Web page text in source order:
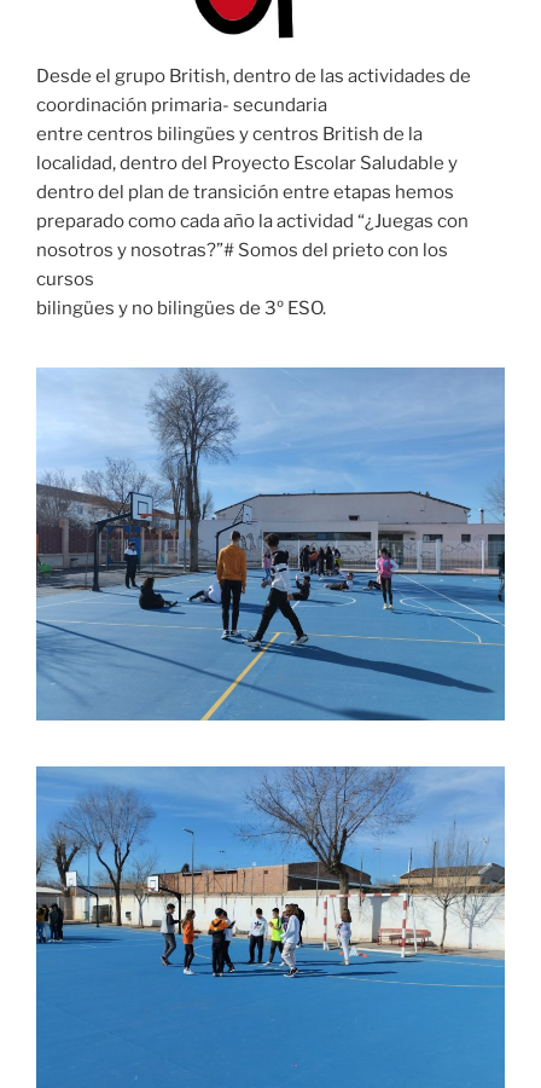
Desde el grupo British, dentro de las actividades de
coordinación primaria- secundaria
entre centros bilingües y centros British de la
localidad, dentro del Proyecto Escolar Saludable y
dentro del plan de transición entre etapas hemos
preparado como cada año la actividad “¿Juegas con
nosotros y nosotras?”# Somos del prieto con los
cursos
bilingües y no bilingües de 3º ESO.